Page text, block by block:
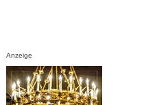
Anzeige